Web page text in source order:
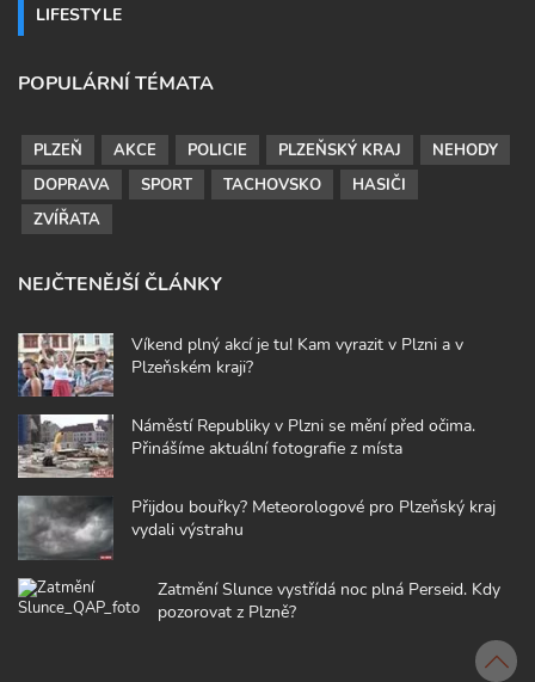
LIFESTYLE
POPULÁRNÍ TÉMATA
PLZEŇ AKCE POLICIE PLZEŇSKÝ KRAJ
NEHODY
DOPRAVA
SPORT TACHOVSKO
HASIČI
ZVÍŘATA
NEJČTENĚJŠÍ ČLÁNKY
Víkend plný akcí je tu! Kam vyrazit v Plzni a v
Plzeňském kraji?
Náměstí Republiky v Plzni se mění před očima.
Přinášíme aktuální fotografie z místa
Přijdou bouřky? Meteorologové pro Plzeňský kraj
vydali výstrahu
Zatmění Slunce vystřídá noc plná Perseid. Kdy
pozorovat z Plzně?